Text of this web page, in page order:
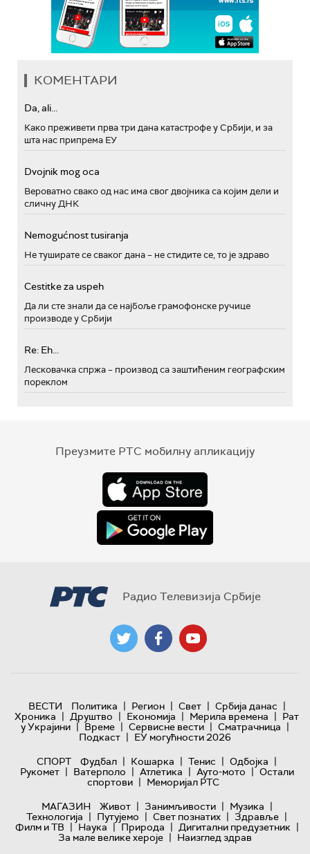
КОМЕНТАРИ
Da, ali...
Како преживети прва три дана катастрофе у Србији, и за
шта нас припрема ЕУ
Dvojnik mog oca
Вероватно свако од нас има свог двојника са којим дели и
сличну ДНК
Nemogućnost tusiranja
Не туширате се сваког дана – не стидите се, то је здраво
Cestitke za uspeh
Да ли сте знали да се најбоље грамофонске ручице
производе у Србији
Re: Eh...
Лесковачка спржа – производ са заштићеним географским
пореклом
Преузмите РТС мобилну апликацију
Радио Телевизија Србије
ВЕСТИ Политика | Регион | Свет | Србија данас |
Хроника | Друштво | Економија | Мерила времена | Рат
у Украјини | Време | Сервисне вести | Сматрачница |
Подкаст | ЕУ могућности 2026
СПОРТ
Фудбал | Кошарка | Тенис | Одбојка |
Рукомет | Ватерполо | Атлетика | Ауто-мото | Остали
спортови | Меморијал РТС
МАГАЗИН
Живот | Занимљивости | Музика |
Технологијa | Путујемо | Свет познатих | Здравље |
Филм и ТВ | Наука | Природа | Дигитални предузетник |
За мале велике хероје | Наизглед здрав